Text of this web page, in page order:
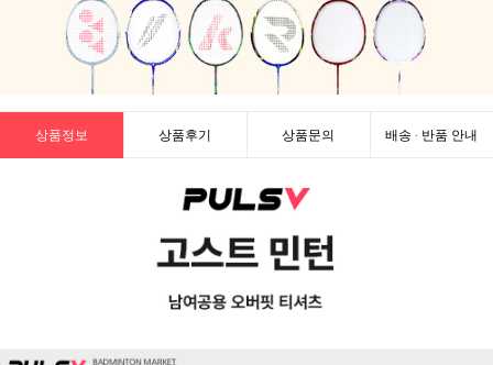
상품정보 상품후기 상품문의 배송 · 반품 안내